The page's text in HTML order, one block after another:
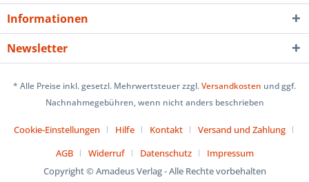
Informationen
Newsletter
* Alle Preise inkl. gesetzl. Mehrwertsteuer zzgl.Versandkosten und ggf.
Nachnahmegebühren, wenn nicht anders beschrieben
Cookie-Einstellungen Hilfe Kontakt
Versand und Zahlung
AGB
Widerruf Datenschutz
Impressum
Copyright © Amadeus Verlag - Alle Rechte vorbehalten